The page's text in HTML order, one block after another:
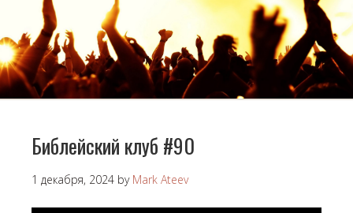
Библейский клуб #90
1 декабря, 2024 by Mark Ateev